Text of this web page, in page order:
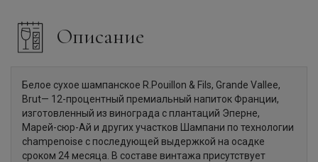
Описание
Белое сухое шампанское R.Pouillon & Fils, Grande Vallee,
Brut— 12-процентный премиальный напиток Франции,
изготовленный из винограда с плантаций Эперне,
Марей-сюр-Ай и других участков Шампани по технологии
champenoise с последующей выдержкой на осадке
сроком 24 месяца. В составе винтажа присутствует